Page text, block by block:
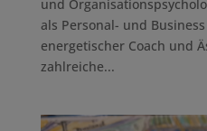
und
als Personal- und
energetischer Coach und
zahlreiche...